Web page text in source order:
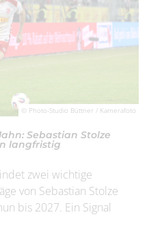
© Photo-Studio Büttner / Kamerafoto
Sebastian Stolze
langfristig
zwei wichtige
von Sebastian Stolze
bis 2027. Ein Signal